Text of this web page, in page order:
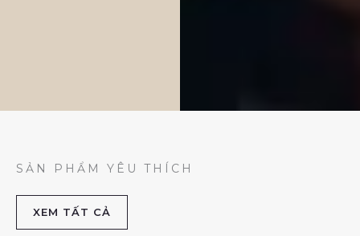
SẢN PHẨM YÊU THÍCH
XEM TẤT CẢ